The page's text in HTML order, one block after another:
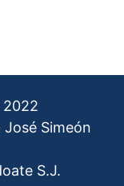
2022
Simeón
S.J.